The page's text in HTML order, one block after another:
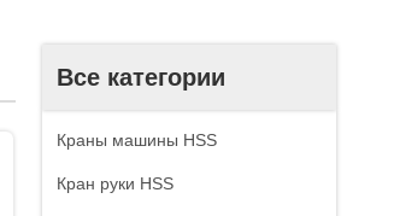
Все категории
Краны машины HSS
Кран руки HSS